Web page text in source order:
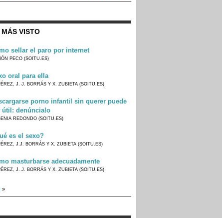
MÁS VISTO
sellar el paro por internet
PECO (SOITU.ES)
oral para ella
J. J. BORRÁS Y X. ZUBIETA (SOITU.ES)
porno infantil sin querer puede
útil: denúncialo
REDONDO (SOITU.ES)
es el sexo?
J.J. BORRÁS Y X. ZUBIETA (SOITU.ES)
masturbarse adecuadamente
J. J. BORRÁS Y X. ZUBIETA (SOITU.ES)
»